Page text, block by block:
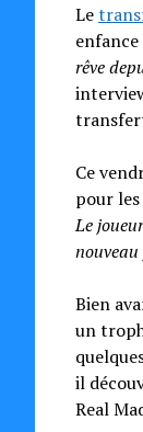
Le
enfance
rêve
Ce
pour
Le
Bien
un
il
Real